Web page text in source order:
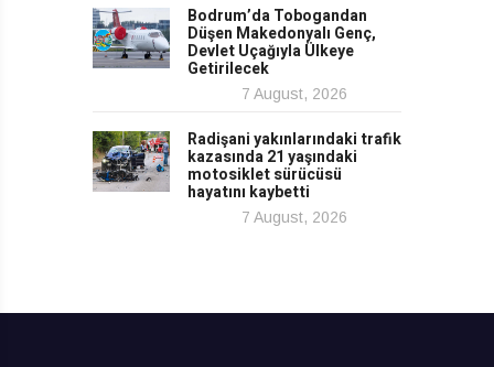
Bodrum’da Tobogandan
Düşen Makedonyalı Genç,
Devlet Uçağıyla Ülkeye
Getirilecek
7 August, 2026
Radişani yakınlarındaki trafik
kazasında 21 yaşındaki
motosiklet sürücüsü
hayatını kaybetti
7 August, 2026